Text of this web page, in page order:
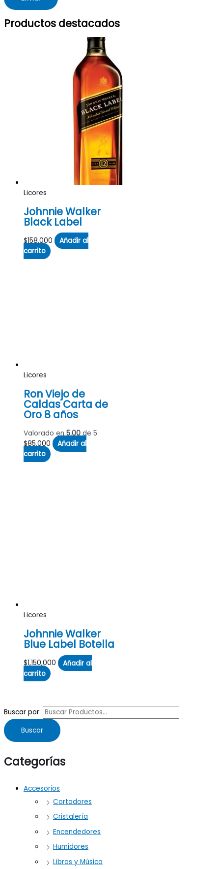
Productos destacados
Licores
Johnnie Walker
Black Label
$158,000
Añadir al
carrito
Licores
Ron Viejo de
Caldas Carta de
Oro 8 años
Valorado en5.00de 5
$85,000
Añadir al
carrito
Licores
Johnnie Walker
Blue Label Botella
$1,150,000
Añadir al
carrito
Buscar por:
Buscar
Categorías
Accesorios
Cortadores
Cristalería
Encendedores
Humidores
Libros y Música